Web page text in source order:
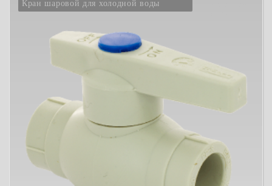
Кран шаровой для холодной воды